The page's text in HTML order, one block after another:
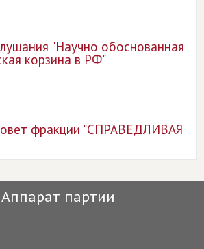
"Научно обоснованная
корзина в РФ"
фракции "СПРАВЕДЛИВАЯ
партии